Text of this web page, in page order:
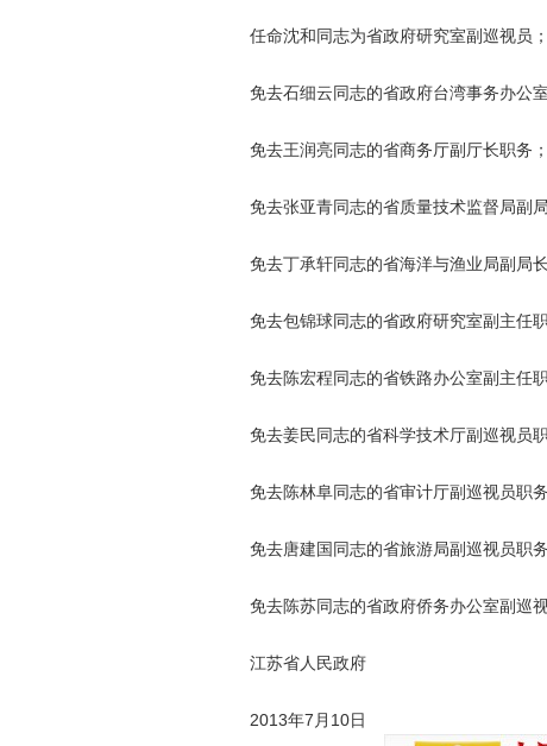
任命沈和同志为省政府研究室副巡视员；
免去石细云同志的省政府台湾事务办公室
免去王润亮同志的省商务厅副厅长职务；
免去张亚青同志的省质量技术监督局副局
免去丁承轩同志的省海洋与渔业局副局长
免去包锦球同志的省政府研究室副主任职
免去陈宏程同志的省铁路办公室副主任职
免去姜民同志的省科学技术厅副巡视员职
免去陈林阜同志的省审计厅副巡视员职务
免去唐建国同志的省旅游局副巡视员职务
免去陈苏同志的省政府侨务办公室副巡视
江苏省人民政府
2013年7月10日